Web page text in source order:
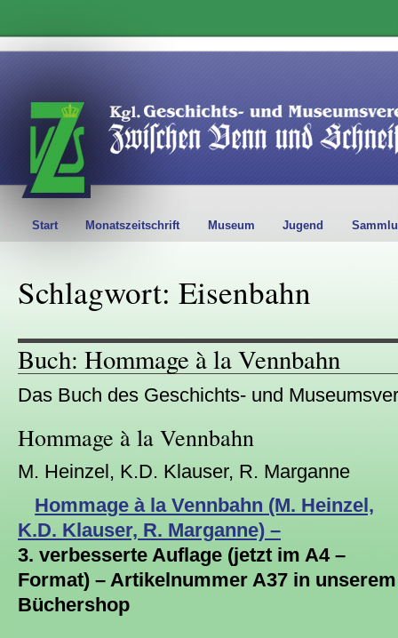
Start Monatszeitschrift Museum Jugend
Schlagwort: Eisenbahn
Buch: Hommage à la Vennbahn
Das Buch des Geschichts- und
Hommage à la Vennbahn
M. Heinzel, K.D. Klauser, R. Marganne
Hommage à la Vennbahn (M. Heinzel,
K.D. Klauser, R. Marganne) –
3. verbesserte Auflage (jetzt im A4 –
Format) – Artikelnummer A37 in unserem
Büchershop